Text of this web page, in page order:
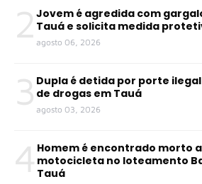
2 Jovem é agredida com
Tauá e solicita medida
agosto 06, 2026
3 Dupla é detida por porte
de drogas em Tauá
agosto 03, 2026
4 Homem é encontrado morto
motocicleta no loteamento
Tauá